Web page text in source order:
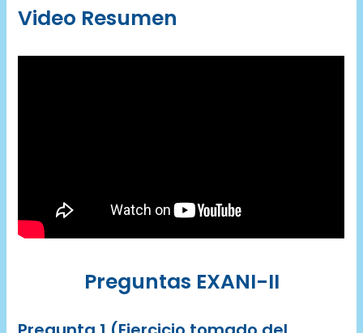
Video Resumen
Preguntas EXANI-II